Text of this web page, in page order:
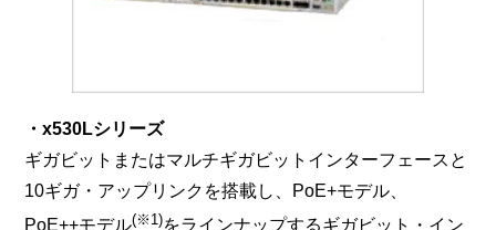
・x530Lシリーズ
ギガビットまたはマルチギガビットインターフェースと
10ギガ・アップリンクを搭載し、PoE+モデル、
PoE++モデル(※1)をラインナップするギガビット・イン